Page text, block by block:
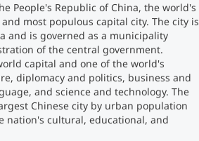
Programme
People's Republic of China, the world's
most populous capital city. The city is
and is governed as a municipality
of the central government.
capital and one of the world's
diplomacy and politics, business and
and science and technology. The
Chinese city by urban population
nation's cultural, educational, and